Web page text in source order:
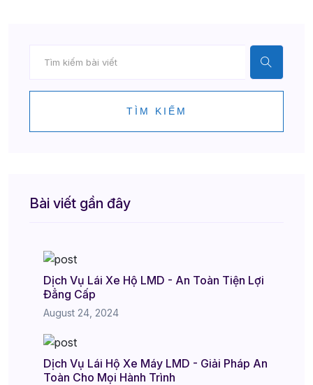
TÌM KIẾM
Bài viết gần đây
Dịch Vụ Lái Xe Hộ LMD - An Toàn Tiện Lợi
Đẳng Cấp
August 24, 2024
Dịch Vụ Lái Hộ Xe Máy LMD - Giải Pháp An
Toàn Cho Mọi Hành Trình